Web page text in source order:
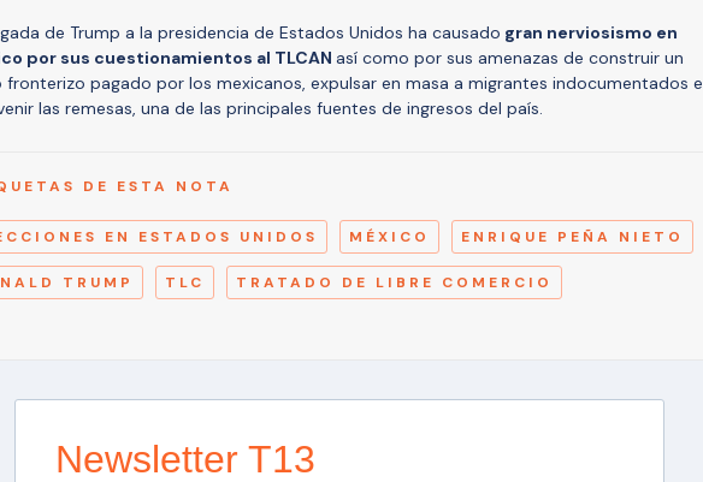
de Trump a la presidencia de Estados Unidos ha causado gran nerviosismo en
por sus cuestionamientos al TLCAN así como por sus amenazas de construir un
fronterizo pagado por los mexicanos, expulsar en masa a migrantes indocumentados e
las remesas, una de las principales fuentes de ingresos del país.
DE ESTA NOTA
EN ESTADOS UNIDOS MÉXICO ENRIQUE PEÑA NIETO
TRUMP TLC TRATADO DE LIBRE COMERCIO
Newsletter T13